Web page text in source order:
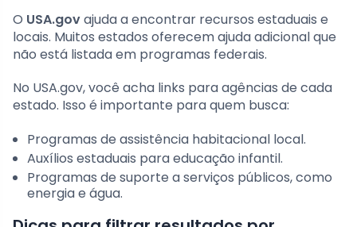
O USA.govajuda a encontrar recursos estaduais e
locais. Muitos estados oferecem ajuda adicional que
não está listada em programas federais.
No USA.gov, você acha links para agências de cada
estado. Isso é importante para quem busca:
Programas de assistência habitacional local.
Auxílios estaduais para educação infantil.
Programas de suporte a serviços públicos, como
energia e água.